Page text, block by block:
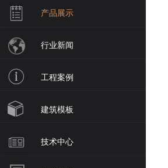
产品展示
行业新闻
工程案例
建筑模板
技术中心